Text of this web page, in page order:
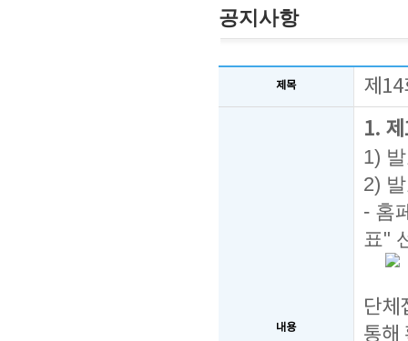
공지사항
제목 제14
내용
1.
1)
2)
- 홈
표"
단체
통해